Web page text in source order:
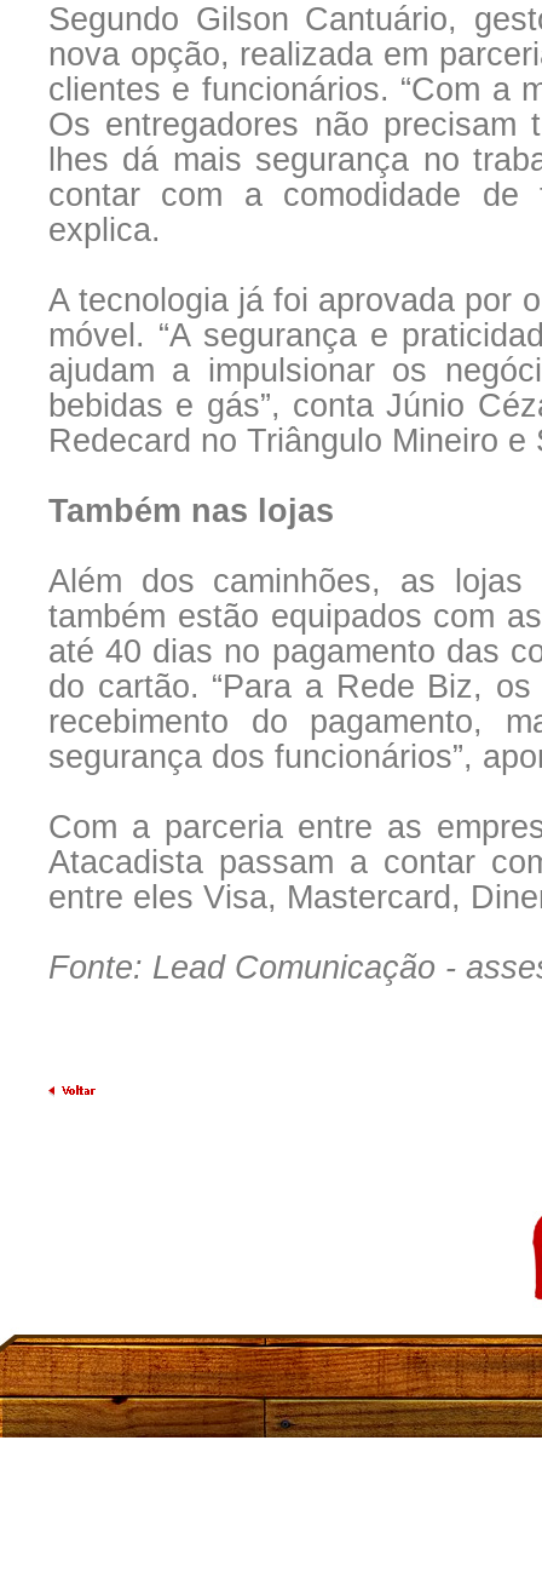
Segundo Gilson Cantuário,
nova opção, realizada em
clientes e funcionários. “Com a
Os entregadores não precisam
lhes dá mais segurança no
contar com a comodidade de
explica.
A tecnologia já foi aprovada por
móvel. “A segurança e
ajudam a impulsionar os
bebidas e gás”, conta Júnio
Redecard no Triângulo Mineiro
Também nas lojas
Além dos caminhões, as
também estão equipados com
até 40 dias no pagamento das
do cartão. “Para a Rede Biz,
recebimento do pagamento,
segurança dos funcionários”,
Com a parceria entre as
Atacadista passam a contar
entre eles Visa, Mastercard,
Fonte: Lead Comunicação -